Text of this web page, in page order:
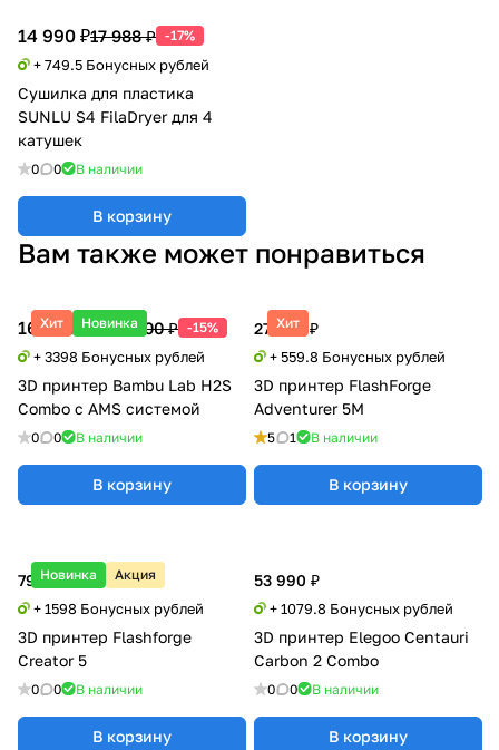
14 990 ₽17 988 ₽ -17%
+ 749.5 Бонусных рублей
Сушилка для пластика
SUNLU S4 FilaDryer для 4
катушек
0 0 В наличии
В корзину
Вам также может понравиться
Хит Новинка
169 900 ₽199 500 ₽ -15%
+ 3398 Бонусных рублей
3D принтер Bambu Lab H2S
Combo с AMS системой
0 0 В наличии
В корзину
Хит
27 990 ₽
+ 559.8 Бонусных рублей
3D принтер FlashForge
Adventurer 5M
5 1 В наличии
В корзину
53 990 ₽
+ 1079.8 Бонусных рублей
3D принтер Elegoo Centauri
Carbon 2 Combo
0 0 В наличии
В корзину
Новинка Акция
79 900 ₽
+ 1598 Бонусных рублей
3D принтер Flashforge
Creator 5
0 0 В наличии
В корзину